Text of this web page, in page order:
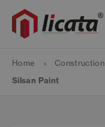
Home Construction
Silsan Paint